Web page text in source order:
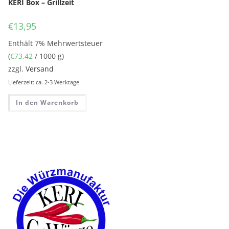
KERI Box – Grillzeit
€13,95
Enthält 7% Mehrwertsteuer
(€73,42 / 1000 g)
zzgl.Versand
Lieferzeit: ca. 2-3 Werktage
In den Warenkorb